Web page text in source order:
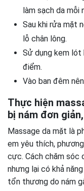
làm sạch da mỗi
Sau khi rửa mặt
lỗ chân lông.
Sử dụng kem lót
điểm.
Vào ban đêm
Thực hiện
bị nám đơn
Massage da mặt là
em yêu thích,
cực. Cách chăm sóc
nhưng lại có khả
tổn thương do nám